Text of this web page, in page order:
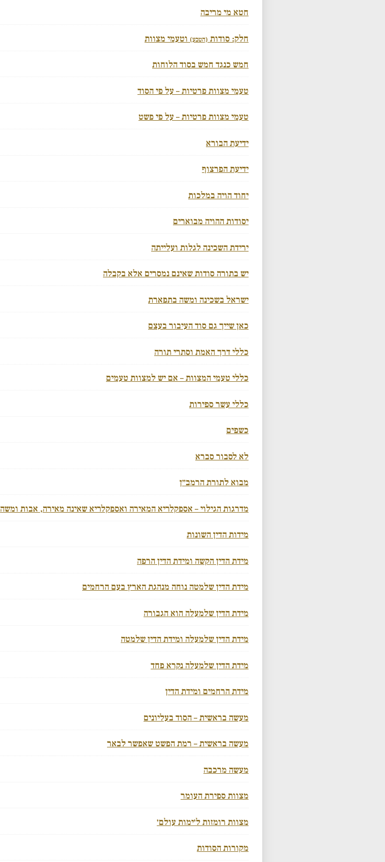
חטא מי מריבה
חלק: סודות (הטבע) וטעמי מצוות
חמש כנגד חמש בסוד הלוחות
טעמי מצוות פרטיות – על פי הסוד
טעמי מצוות פרטיות – על פי פשט
ידיעת הבורא
ידיעת הפרצוף
יחוד הויה במלכות
יסודות ההויה מבוארים
ירידת השכינה לגלות ועלייתה
יש בתורה סודות שאינם נמסרים אלא בקבלה
ישראל בשכינה ומשה בתפארת
כאן שייך גם סוד העיבור בעצם
כללי דרך האמת וסתרי תורה
כללי טעמי המצוות – אם יש למצוות טעמים
כללי עשר ספירות
כשפים
לא לסבור סברא
מבוא לתורת הרמב״ן
מדרגות הגילוי – אספקלריא המאירה ואספקלריא שאינה מאירה, אבות ומשה
מידות הדין השונות
מידת הדין הקשה ומידת הדין הרפה
מידת הדין שלמטה נוחה מנהגת הארץ בעם הרחמים
מידת הדין שלמעלה הוא הגבורה
מידת הדין שלמעלה ומידת הדין שלמטה
מידת הדין שלמעלה נקרא פחד
מידת הרחמים ומידת הדין
מעשה בראשית – הסוד בעליונים
מעשה בראשית – רמת הפשט שאפשר לבאר
מעשה מרכבה
מצוות ספירת העומר
מצוות רומזות ל׳ימות עולם׳
מקורות הסודות